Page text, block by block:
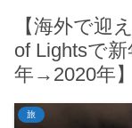
【海外で迎
of Lightsで
年→2020年】
旅